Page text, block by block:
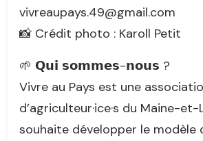
vivreaupays.49@gmail.com
📸 Crédit photo : Karoll Petit
🌱 𝗤𝘂𝗶 𝘀𝗼𝗺𝗺𝗲𝘀-𝗻𝗼𝘂𝘀 ?
Vivre au Pays est une
d’agriculteur·ice·s du Maine-
souhaite développer le modèle